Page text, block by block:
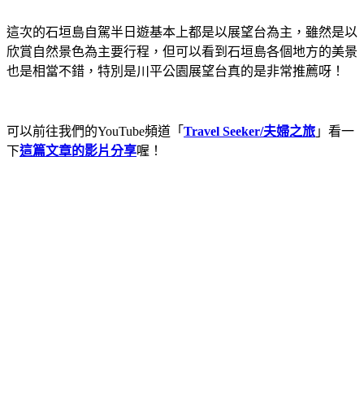
這次的石垣島自駕半日遊基本上都是以展望台為主，雖然是以
欣賞自然景色為主要行程，但可以看到石垣島各個地方的美景
也是相當不錯，特別是川平公園展望台真的是非常推薦呀！
可以前往我們的YouTube頻道「 Travel Seeker/夫婦之旅 」看一
下這篇文章的影片分享喔！